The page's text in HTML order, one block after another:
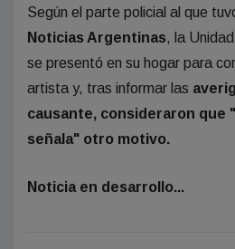
Según el parte policial al que
Noticias Argentinas, la
se presentó en su hogar para
artista y, tras informar las
causante, consideraron que
señala" otro motivo.
Noticia en desarrollo...